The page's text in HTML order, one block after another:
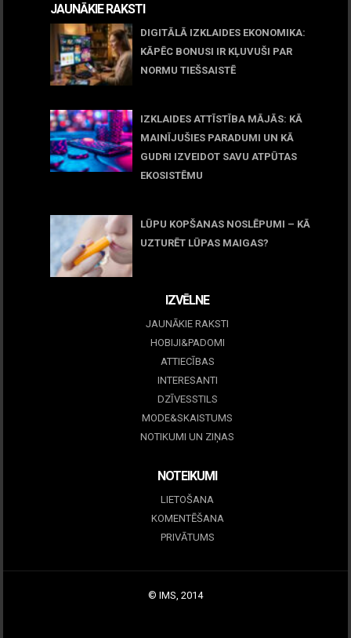
JAUNĀKIE RAKSTI
DIGITĀLĀ IZKLAIDES EKONOMIKA:
KĀPĒC BONUSI IR KĻUVUŠI PAR
NORMU TIEŠSAISTĒ
IZKLAIDES ATTĪSTĪBA MĀJĀS: KĀ
MAINĪJUŠIES PARADUMI UN KĀ
GUDRI IZVEIDOT SAVU ATPŪTAS
EKOSISTĒMU
LŪPU KOPŠANAS NOSLĒPUMI – KĀ
UZTURĒT LŪPAS MAIGAS?
IZVĒLNE
JAUNĀKIE RAKSTI
HOBIJI&PADOMI
ATTIECĪBAS
INTERESANTI
DZĪVESSTILS
MODE&SKAISTUMS
NOTIKUMI UN ZIŅAS
NOTEIKUMI
LIETOŠANA
KOMENTĒŠANA
PRIVĀTUMS
© IMS, 2014